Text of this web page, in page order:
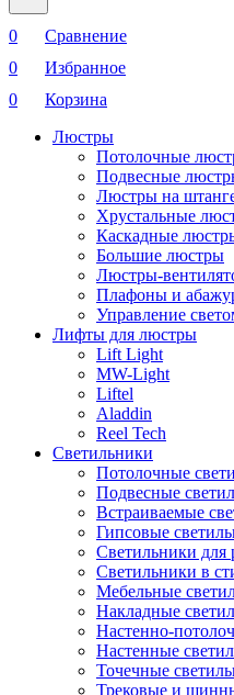
0
Сравнение
0
Избранное
0
Корзина
Люстры
Потолочные
Подвесные
Люстры на
Хрустальные
Каскадные
Большие люстры
Люстры-
Плафоны и
Управление
Лифты для люстры
Lift Light
MW-Light
Liftel
Aladdin
Reel Tech
Светильники
Потолочные
Подвесные
Встраиваемые
Гипсовые
Светильники для
Светильники в
Мебельные
Накладные
Настенно-
Настенные
Точечные
Трековые и